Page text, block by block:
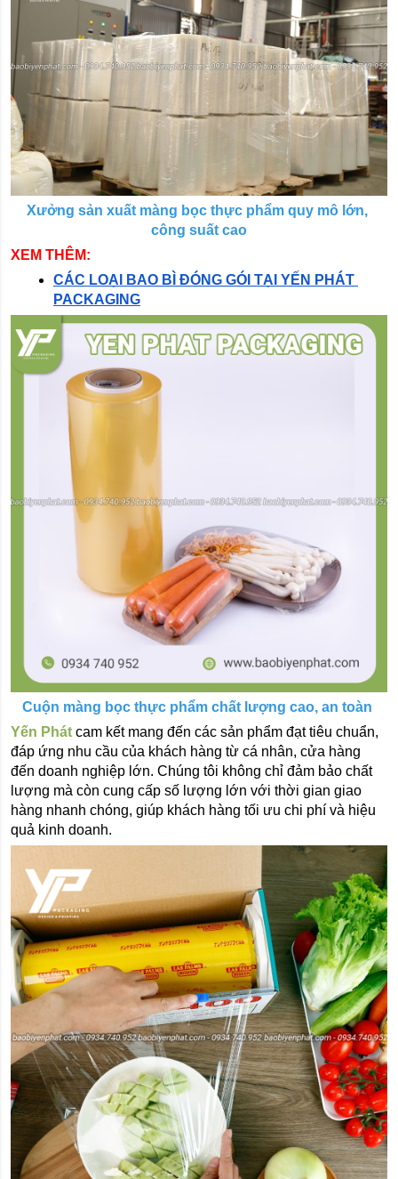
Xưởng sản xuất màng bọc thực phẩm quy mô lớn,
công suất cao
XEM THÊM:
CÁC LOẠI BAO BÌ ĐÓNG GÓI TẠI YẾN PHÁT
PACKAGING
Cuộn màng bọc thực phẩm chất lượng cao, an toàn
Yến Phát cam kết mang đến các sản phẩm đạt tiêu chuẩn,
đáp ứng nhu cầu của khách hàng từ cá nhân, cửa hàng
đến doanh nghiệp lớn. Chúng tôi không chỉ đảm bảo chất
lượng mà còn cung cấp số lượng lớn với thời gian giao
hàng nhanh chóng, giúp khách hàng tối ưu chi phí và hiệu
quả kinh doanh.